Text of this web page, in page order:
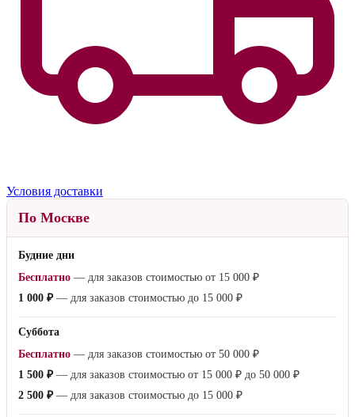
Условия доставки
По Москве
Будние дни
Бесплатно — для заказов стоимостью от 15 000 ₽
1 000 ₽— для заказов стоимостью до 15 000 ₽
Суббота
Бесплатно — для заказов стоимостью от 50 000 ₽
1 500 ₽— для заказов стоимостью от 15 000 ₽ до 50 000 ₽
2 500 ₽— для заказов стоимостью до 15 000 ₽